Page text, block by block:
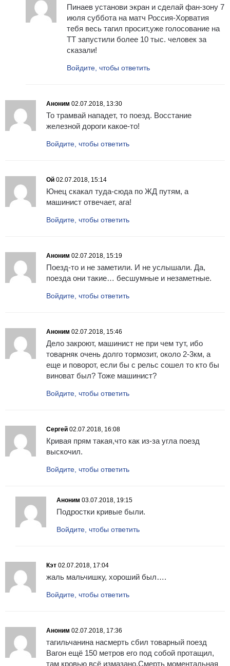
Пинаев установи экран и сделай фан-зону 7
июля суббота на матч Россия-Хорватия
тебя весь тагил просит,уже голосование на
ТТ запустили более 10 тыс. человек за
сказали!
Войдите, чтобы ответить
Аноним 02.07.2018, 13:30
То трамвай нападет, то поезд. Восстание
железной дороги какое-то!
Войдите, чтобы ответить
Ой 02.07.2018, 15:14
Юнец скакал туда-сюда по ЖД путям, а
машинист отвечает, ага!
Войдите, чтобы ответить
Аноним 02.07.2018, 15:19
Поезд-то и не заметили. И не услышали. Да,
поезда они такие… бесшумные и незаметные.
Войдите, чтобы ответить
Аноним 02.07.2018, 15:46
Дело закроют, машинист не при чем тут, ибо
товарняк очень долго тормозит, около 2-3км, а
еще и поворот, если бы с рельс сошел то кто бы
виноват был? Тоже машинист?
Войдите, чтобы ответить
Сергей 02.07.2018, 16:08
Кривая прям такая,что как из-за угла поезд
выскочил.
Войдите, чтобы ответить
Аноним 03.07.2018, 19:15
Подростки кривые были.
Войдите, чтобы ответить
Кэт 02.07.2018, 17:04
жаль мальчишку, хороший был….
Войдите, чтобы ответить
Аноним 02.07.2018, 17:36
тагильчанина насмерть сбил товарный поезд
Вагон ещё 150 метров его под собой протащил,
там кровью всё измазано.Смерть моментальная